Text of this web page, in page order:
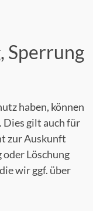
Sperrung
haben, können
. Dies gilt auch für
zur Auskunft
Löschung
wir ggf. über